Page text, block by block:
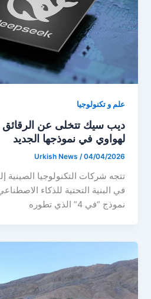
علم و تكنولوجيا
ديب سيك تتخلى عن الرقائق
لهواوي في نموذجها الجديد
Urkish News /04/04/2026
تتجه شركات التكنولوجيا الصينية
في البنية التحتية للذكاء
نموذج “في 4” الذي تطوره